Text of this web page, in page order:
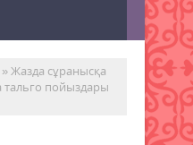
» Жазда сұранысқа
пойыздары